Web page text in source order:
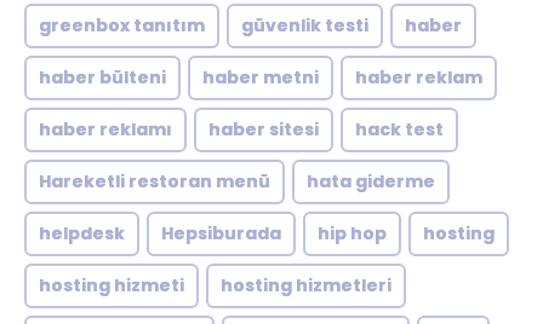
greenbox tanıtım güvenlik testi haber
haber bülteni haber metni haber reklam
haber reklamı haber sitesi hack test
Hareketli restoran menü hata giderme
helpdesk Hepsiburada hip hop hosting
hosting hizmeti hosting hizmetleri